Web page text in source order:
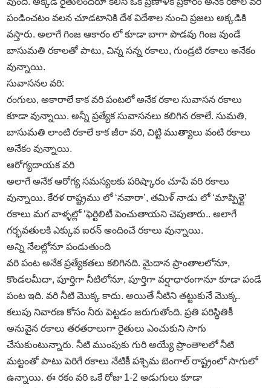
పండించటం వలన చూడటానికి దేశ విదేశాల నుంచి ప్రజలు అక్కడికి
వస్తారు. అలాగే గింజ ఆకారం లో కూడా బాగా పొడవు గింజ వుండే
బాసుమతి రకాలతో పాటు, చిన్న సన్న రకాలు, గుండ్రటి రకాలు అనేకం
వున్నాయి.
సువాసనల వరి:
రంగులు, అకారాలే కాక వరి పంటలో అనేక రకాల సువాసన రకాలు
కూడా వున్నాయి. అన్నీ ప్రత్యేక సువాసనలు కలిగిన రకాలే. సుమతి,
బాసుమతి లాంటి రకాలే కాక జీరా వరి, చిట్టి ముత్యాలు వంటి రకాలు
అనేకం వున్నాయి.
ఆరోగ్యదాయక వరి
అలాగే అనేక ఆరోగ్య సమస్యలకు పరిష్కారం చూపే వరి రకాలు
వున్నాయి. కేరళ రాష్ట్రము లో ‘నవారా’, తమిళ్‌ నాడు లో ‘మాప్పిళ్లై’
రకాలు మగ వాళ్ళల్లో ‘ఫెర్టిలిటీ పెంచుతాయని చెపుతారు.. అలాగే
గర్భవతులకి ఎక్కువ ఐరన్‌ అందించే రకాలు వున్నాయి.
అన్ని నేలల్లోనూ పండుతుంది
వరి పంట అనేక ప్రత్యేకతలు కలిగినది. మైదాన ప్రాంతాలలోనూ,
కొండలమీదా, పూర్తిగా నీటిలోనూ, పూర్తిగా వర్షాధారంగానూ కూడా పండే
పంట ఇది. వరి నీటి మొక్క కాదు. అయితే నీటిని తట్టుకునే మొక్క.
కలుపు నివారణ కోసం నీరు పెట్టడం జరుగుతోంది. ప్రతి పరిస్థితికీ
అనువైన రకాలు తరతరాలుగా రైతులు ఎంచుకుని సాగు
చేసుకుంటున్నారు. నీటి ముంపుకు గురి అయ్యే ప్రాంతాలలో నీటి
మట్టంతో పాటు పెరిగే రకాలు నేటికీ పశ్చిమ బెంగాల్‌ రాష్ట్రంలో సాగులో
ఉన్నాయి. ఈ రకం వరి ఒకే రోజు 1-2 అడుగులు కూడా